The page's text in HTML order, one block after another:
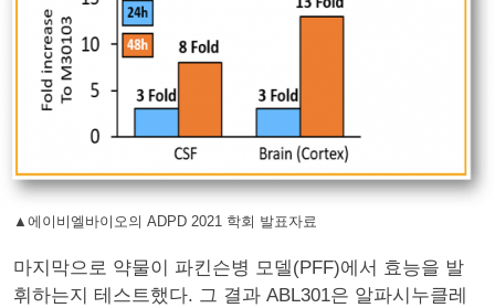
▲에이비엘바이오의 ADPD 2021 학회 발표자료
마지막으로 약물이 파킨슨병 모델(PFF)에서 효능을 발
휘하는지 테스트했다. 그 결과 ABL301은 알파시누클레